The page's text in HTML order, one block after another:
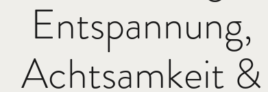
Entspannung,
Achtsamkeit &